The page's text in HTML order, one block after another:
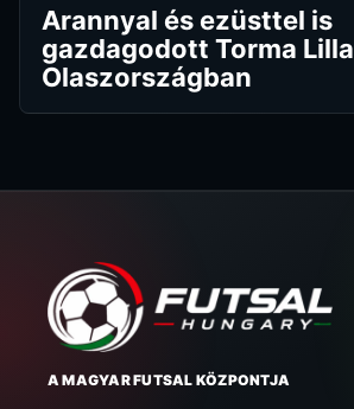
Arannyal és ezüsttel is
gazdagodott Torma Lilla
Olaszországban
A MAGYAR FUTSAL KÖZPONTJA